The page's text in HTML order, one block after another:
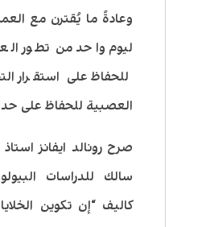
وعادةً ما يُقترن مع
ليوم واحد من تطور
للحفاظ على استقرار
العصبية للحفاظ على
صرح رونالد ايفانز
سالك للدراسات
كاليف “إن تكوين